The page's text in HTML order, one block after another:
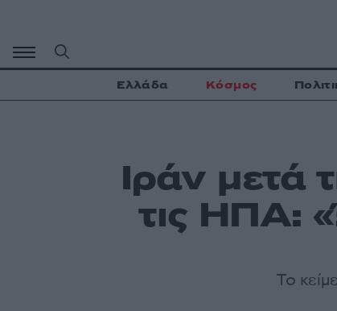
περιεχόμενο
Ελλάδα Κόσμος
Ιράν μετά
τις ΗΠΑ:
Το